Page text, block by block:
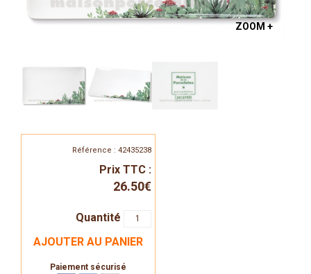
ZOOM +
Référence : 42435238
Prix TTC :
26.50€
Quantité
AJOUTER AU PANIER
Paiement sécurisé